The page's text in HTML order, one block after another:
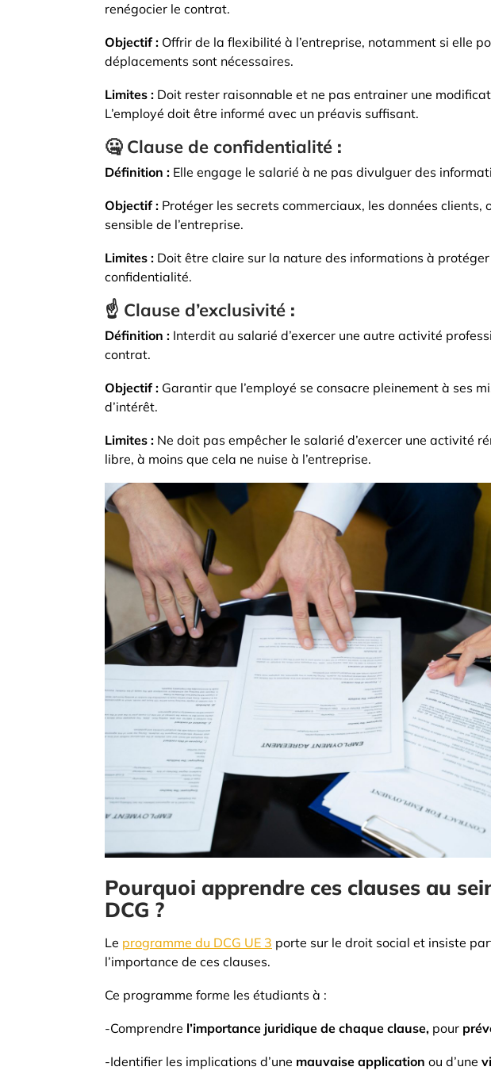
renégocier le contrat.
Objectif : Offrir de la flexibilité à l’entreprise, notamment si elle
déplacements sont nécessaires.
Limites : Doit rester raisonnable et ne pas entrainer une
L’employé doit être informé avec un préavis suffisant.
🤐 Clause de confidentialité :
Définition : Elle engage le salarié à ne pas divulguer des
Objectif : Protéger les secrets commerciaux, les données
sensible de l’entreprise.
Limites : Doit être claire sur la nature des informations à
confidentialité.
☝️ Clause d’exclusivité :
Définition : Interdit au salarié d’exercer une autre activité
contrat.
Objectif : Garantir que l’employé se consacre pleinement à ses
d’intérêt.
Limites : Ne doit pas empêcher le salarié d’exercer une activité
libre, à moins que cela ne nuise à l’entreprise.
Pourquoi apprendre ces clauses au
DCG ?
Le programme du DCG UE 3 porte sur le droit social et insiste
l’importance de ces clauses.
Ce programme forme les étudiants à :
-Comprendre l’importance juridique de chaque clause, pour
-Identifier les implications d’une mauvaise application ou d’une